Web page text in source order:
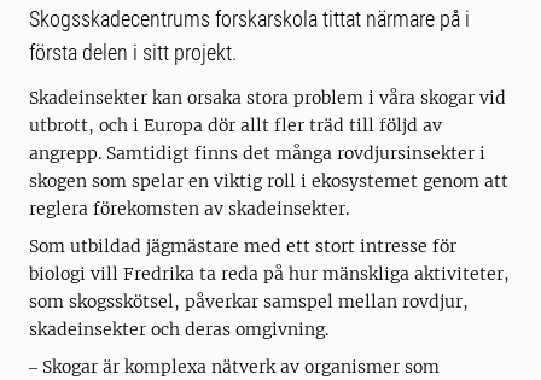
Skogsskadecentrums forskarskola tittat närmare på i
första delen i sitt projekt.
Skadeinsekter kan orsaka stora problem i våra skogar vid
utbrott, och i Europa dör allt fler träd till följd av
angrepp. Samtidigt finns det många rovdjursinsekter i
skogen som spelar en viktig roll i ekosystemet genom att
reglera förekomsten av skadeinsekter.
Som utbildad jägmästare med ett stort intresse för
biologi vill Fredrika ta reda på hur mänskliga aktiviteter,
som skogsskötsel, påverkar samspel mellan rovdjur,
skadeinsekter och deras omgivning.
‒ Skogar är komplexa nätverk av organismer som